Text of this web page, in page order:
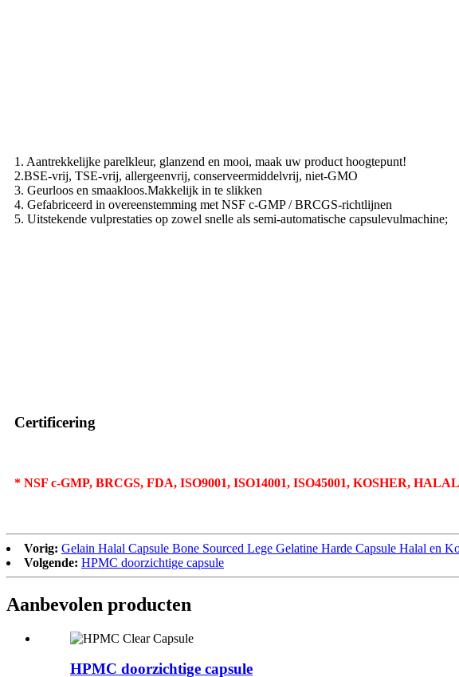
1. Aantrekkelijke parelkleur, glanzend en mooi, maak uw product hoogtepunt!
2.BSE-vrij, TSE-vrij, allergeenvrij, conserveermiddelvrij, niet-GMO
3. Geurloos en smaakloos.Makkelijk in te slikken
4. Gefabriceerd in overeenstemming met NSF c-GMP / BRCGS-richtlijnen
5. Uitstekende vulprestaties op zowel snelle als semi-automatische capsulevulmachine;
Certificering
* NSF c-GMP, BRCGS, FDA, ISO9001, ISO14001, ISO45001, KOSHER,
Vorig: Gelain Halal Capsule Bone Sourced Lege Gelatine Harde Capsule Halal en
Volgende: HPMC doorzichtige capsule
Aanbevolen producten
HPMC doorzichtige capsule